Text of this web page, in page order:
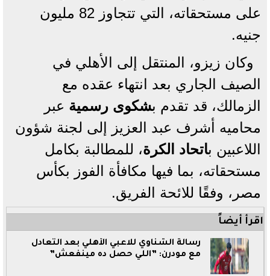
على مستحقاته، التي تتجاوز 82 مليون
جنيه.
وكان زيزو، المنتقل إلى الأهلي في
الصيف الجاري بعد انتهاء عقده مع
الزمالك، قد تقدم بشكوى رسمية عبر
محاميه أشرف عبد العزيز إلى لجنة شؤون
اللاعبين باتحاد الكرة، للمطالبة بكامل
مستحقاته، بما فيها مكافأة الفوز بكأس
مصر، وفقًا للائحة الفريق.
اقرأ أيضاً
رسالة الشناوي للاعبي الأهلي بعد التعادل
مع مودرن: ”اللي حصل ده مينفعش”